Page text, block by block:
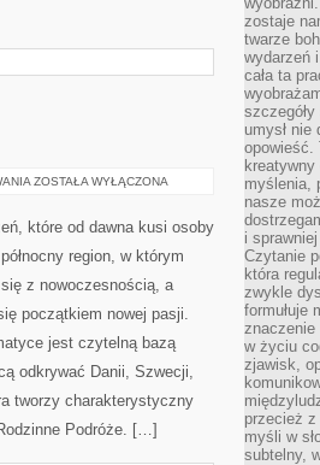
ARCHITEKTURA
ZOSTAŁA WYŁĄCZONA
które od dawna kusi osoby
region, w którym
z nowoczesnością, a
początkiem nowej pasji.
jest czytelną bazą
odkrywać Danii, Szwecji,
tworzy charakterystyczny
Podróże. […]
zostaje
twarze
wydarzeń
cała ta
umysł nie
opowieść.
myślenia,
nasze
i
Czytanie
która
zwykle
formułuje
w życiu
zjawisk,
przecież z
myśli w
subtelny,